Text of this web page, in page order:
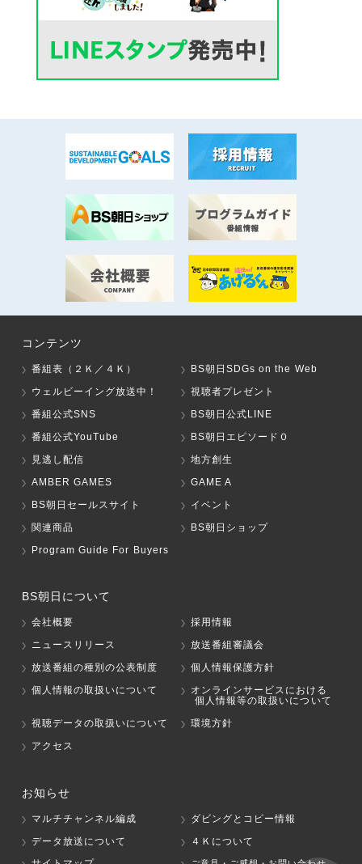
コンテンツ
番組表（２Ｋ／４Ｋ）
BS朝日SDGs on the Web
ウェルビーイング放送中！
視聴者プレゼント
番組公式SNS
BS朝日公式LINE
番組公式YouTube
BS朝日エピソード０
見逃し配信
地方創生
AMBER GAMES
GAME A
BS朝日セールスサイト
イベント
関連商品
BS朝日ショップ
Program Guide For Buyers
BS朝日について
会社概要
採用情報
ニュースリリース
放送番組審議会
放送番組の種別の公表制度
個人情報保護方針
個人情報の取扱いについて
オンラインサービスにおける
個人情報等の取扱いについて
視聴データの取扱いについて
環境方針
アクセス
お知らせ
マルチチャンネル編成
ダビングとコピー情報
データ放送について
４Ｋについて